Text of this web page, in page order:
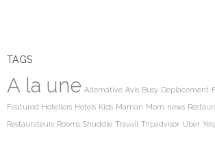
TAGS
A la une Alternative Avis Busy Deplacement
Featured Hoteliers Hotels Kids Maman Mom news
Restaurateurs Rooms Shuddle Travail Tripadvisor Uber